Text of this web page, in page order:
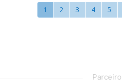
1 2 3 4 5